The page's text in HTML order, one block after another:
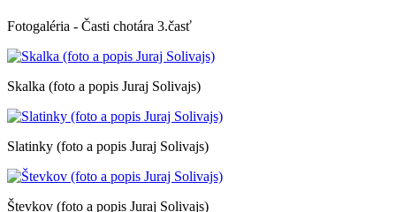
Fotogaléria - Časti chotára 3.časť
Skalka (foto a popis Juraj Solivajs)
Slatinky (foto a popis Juraj Solivajs)
Števkov (foto a popis Juraj Solivajs)